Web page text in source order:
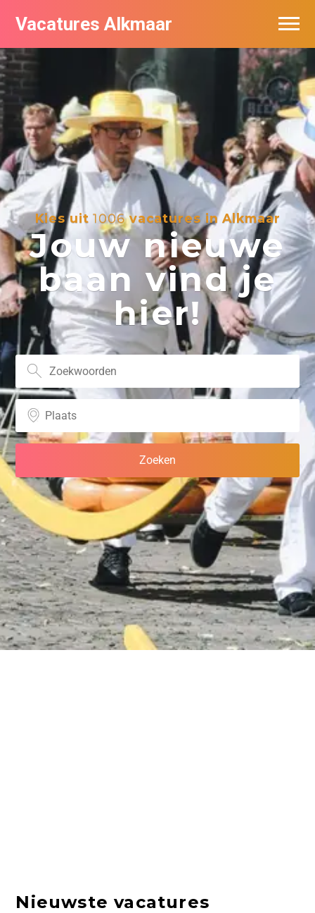
Vacatures Alkmaar
Kies uit1006vacatures in Alkmaar
Jouw nieuwe
baan vind je
hier!
Nieuwste vacatures
Vacatures per bedrijf
Nieuwsbrief feed